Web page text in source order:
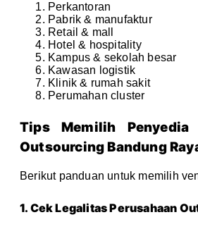
Perkantoran
Pabrik & manufaktur
Retail & mall
Hotel & hospitality
Kampus & sekolah besar
Kawasan logistik
Klinik & rumah sakit
Perumahan cluster
Tips Memilih Penyedia
Outsourcing Bandung
Berikut panduan untuk memilih
1. Cek Legalitas Perusahaan